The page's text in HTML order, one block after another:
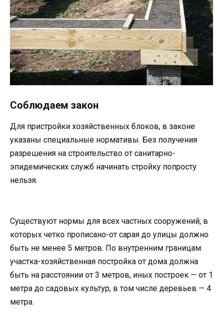
Соблюдаем закон
Для пристройки хозяйственных блоков, в законе
указаны специальные нормативы. Без получения
разрешения на строительство от санитарно-
эпидемических служб начинать стройку попросту
нельзя.
Существуют нормы для всех частных сооружений, в
которых четко прописано-от сарая до улицы должно
быть не менее 5 метров. По внутренним границам
участка-хозяйственная постройка от дома должна
быть на расстоянии от 3 метров, иных построек — от 1
метра до садовых культур, в том числе деревьев — 4
метра.